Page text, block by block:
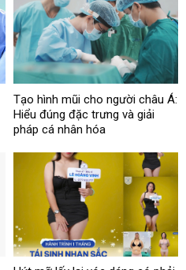
Tạo hình mũi cho người châu Á:
Hiểu đúng đặc trưng và giải
pháp cá nhân hóa